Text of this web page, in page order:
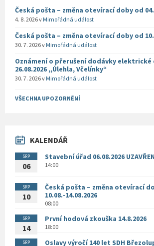
Česká pošta – změna otevírací doby od
4. 8. 2026v Mimořádná událost
Česká pošta – změna otevírací doby od
30. 7. 2026v Mimořádná událost
Oznámení o přerušení dodávky elektrické
26.08.2026 ,,Úlehla, Včelínky“
30. 7. 2026v Mimořádná událost
VŠECHNA UPOZORNĚNÍ
KALENDÁŘ
SRP
06
Stavební úřad 06.08.2026 UZAVŘEN
14:00
SRP
10
Česká pošta – změna otevírací
10.08.-14.08.2026
08:00
SRP
14
První hodová zkouška 14.8.2026
18:00
SRP Oslavy výročí 140 let SDH